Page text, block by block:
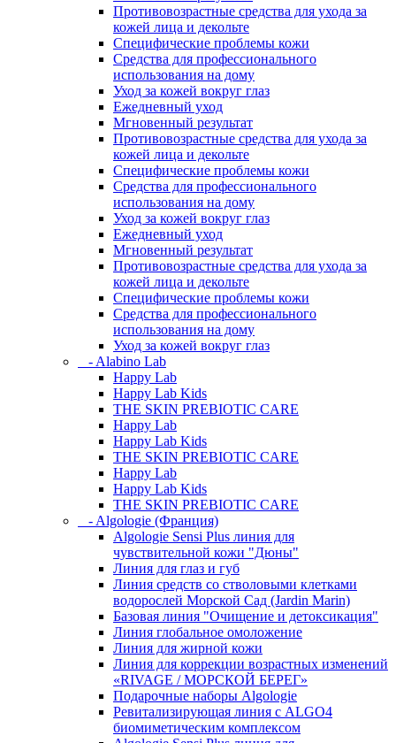
Противовозрастные средства для ухода за
кожей лица и декольте
Специфические проблемы кожи
Средства для профессионального
использования на дому
Уход за кожей вокруг глаз
Ежедневный уход
Мгновенный результат
Противовозрастные средства для ухода за
кожей лица и декольте
Специфические проблемы кожи
Средства для профессионального
использования на дому
Уход за кожей вокруг глаз
Ежедневный уход
Мгновенный результат
Противовозрастные средства для ухода за
кожей лица и декольте
Специфические проблемы кожи
Средства для профессионального
использования на дому
Уход за кожей вокруг глаз
- Alabino Lab
Happy Lab
Happy Lab Kids
THE SKIN PREBIOTIC CARE
Happy Lab
Happy Lab Kids
THE SKIN PREBIOTIC CARE
Happy Lab
Happy Lab Kids
THE SKIN PREBIOTIC CARE
- Algologie (Франция)
Algologie Sensi Plus линия для
чувcтвительной кожи "Дюны"
Линия для глаз и губ
Линия средств со стволовыми клетками
водорослей Морской Сад (Jardin Marin)
Базовая линия "Очищение и детоксикация"
Линия глобальное омоложение
Линия для жирной кожи
Линия для коррекции возрастных изменений
«RIVAGE / МОРСКОЙ БЕРЕГ»
Подарочные наборы Algologie
Ревитализирующая линия с ALGO4
биомиметическим комплексом